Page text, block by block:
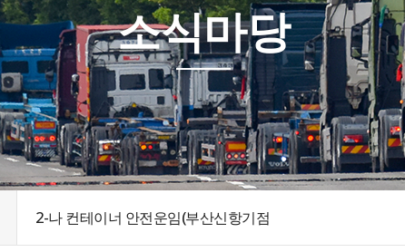
소식마당
2-나 컨테이너 안전운임(부산신항기점